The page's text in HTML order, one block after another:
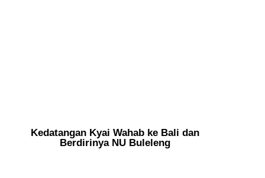
Kedatangan Kyai Wahab ke Bali dan
Berdirinya NU Buleleng